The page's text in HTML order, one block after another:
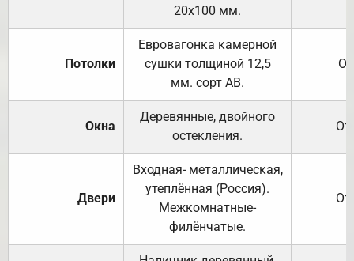
20х100 мм.
Потолки
Евровагонка камерной
сушки толщиной 12,5
мм. сорт АВ.
Окна
Деревянные, двойного
остекления.
Двери
Входная- металлическая,
утеплённая (Россия).
Межкомнатные-
филёнчатые.